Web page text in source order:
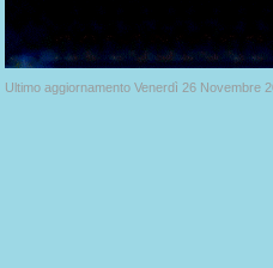
Ultimo aggiornamento Venerdì 26 Novembre